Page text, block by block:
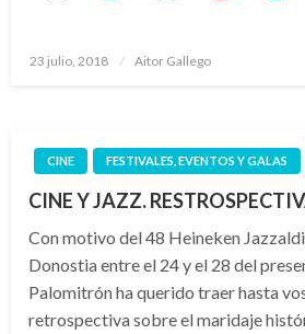
Publicado
23 julio, 2018 Aitor Gallego
CINE FESTIVALES, EVENTOS Y GALAS
CINE Y JAZZ.
Con motivo del 48 Heineken
Donostia entre el 24 y el 28 del
Palomitrón ha querido traer hasta
retrospectiva sobre el maridaje